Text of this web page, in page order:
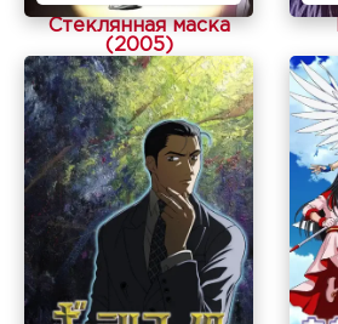
Стеклянная маска
(2005)